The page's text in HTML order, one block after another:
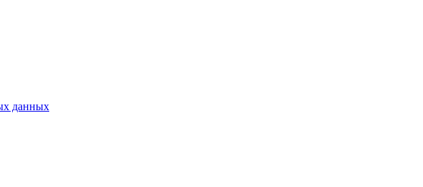
данных